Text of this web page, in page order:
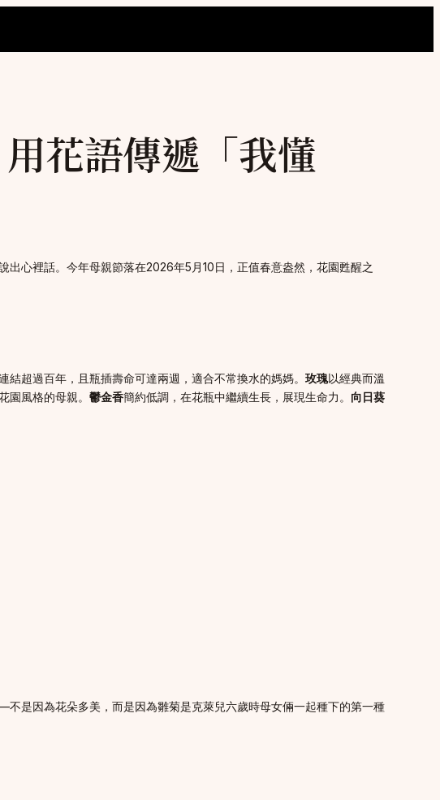
花語傳遞「我懂
心裡話。今年母親節落在2026年5月10日，正值春意盎然，花園甦醒之
超過百年，且瓶插壽命可達兩週，適合不常換水的媽媽。 玫瑰以經典而溫
園風格的母親。 鬱金香簡約低調，在花瓶中繼續生長，展現生命力。 向日葵
是因為花朵多美，而是因為雛菊是克萊兒六歲時母女倆一起種下的第一種